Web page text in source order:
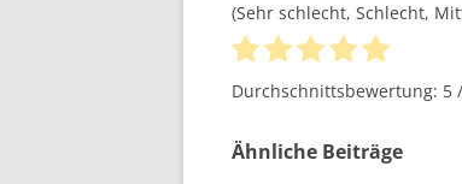
(Sehr schlecht, Schlecht,
Durchschnittsbewertung: 5
Ähnliche Beiträge